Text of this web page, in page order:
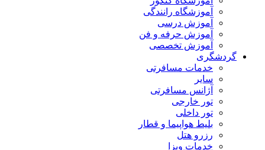
آموزشگاه رانندگی
آموزش درسی
آموزش حرفه و فن
آموزش تخصصی
گردشگری
خدمات مسافرتی
سایر
آژانس مسافرتی
تور خارجی
تور داخلی
بلیط هواپیما و قطار
رزرو هتل
خدمات ویزا